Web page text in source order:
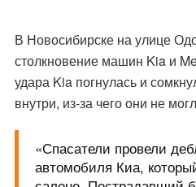
В Новосибирске на улице
столкновение машин Kia и
удара Kia погнулась и
внутри, из-за чего они не
«Спасатели провели
автомобиля Киа,